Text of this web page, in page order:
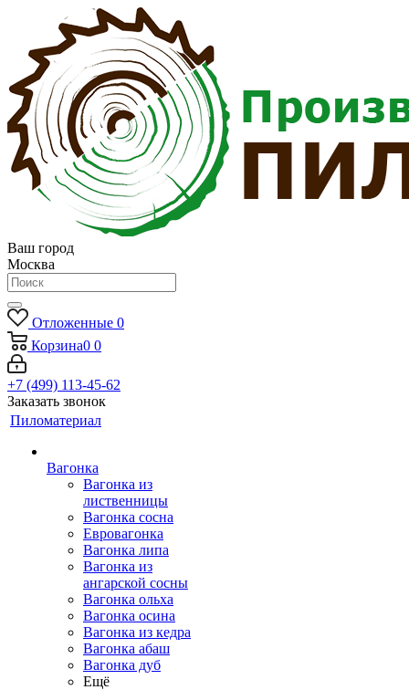
Ваш город
Москва
Отложенные 0
Корзина0 0
+7 (499) 113-45-62
Заказать звонок
Пиломатериал
Вагонка
Вагонка из
лиственницы
Вагонка сосна
Евровагонка
Вагонка липа
Вагонка из
ангарской сосны
Вагонка ольха
Вагонка осина
Вагонка из кедра
Вагонка абаш
Вагонка дуб
Ещё